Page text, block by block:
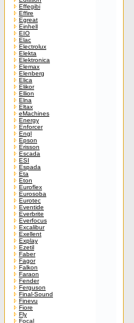
Effegibi
Effire
Egreat
Einhell
EIO
Elac
Electrolux
Elekta
Elektronica
Elemax
Elenberg
Elica
Elikor
Ellion
Elna
Eltax
eMachines
Energy
Enforcer
Engl
Epson
Erisson
Escada
ESI
Espada
Eta
Eton
Euroflex
Eurosoba
Eurotec
Eventide
Everbrite
Everfocus
Excalibur
Exellent
Explay
Ezetil
Faber
Fagor
Falkon
Faraon
Fender
Ferguson
Final-Sound
Finevu
Fiore
Fly
Focal